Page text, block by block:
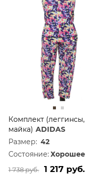
Комплект (леггинсы,
майка) ADIDAS
Размер: 42
Состояние: Хорошее
1 738 руб. 1 217 руб.